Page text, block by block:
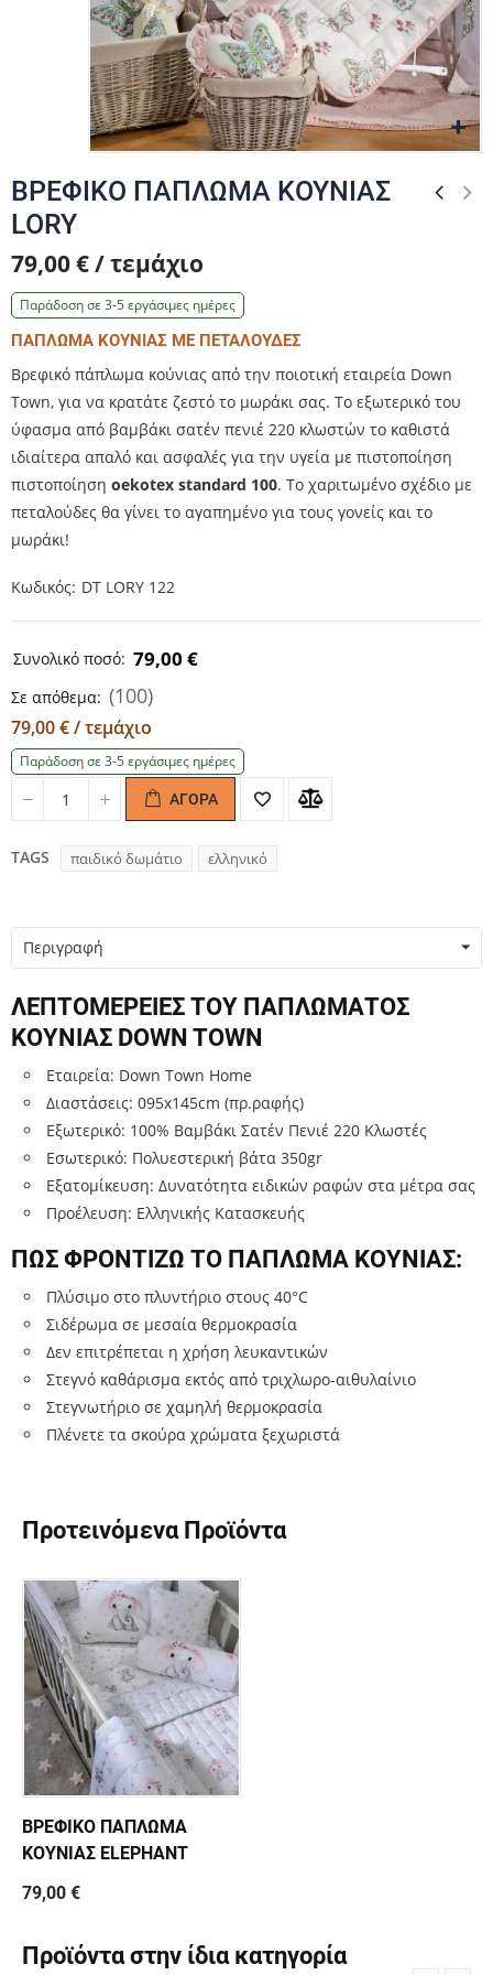
ΒΡΕΦΙΚΟ ΠΑΠΛΩΜΑ ΚΟΥΝΙΑΣ
LORY
79,00 € / τεμάχιο
Παράδοση σε 3-5 εργάσιμες ημέρες
ΠΑΠΛΩΜΑ ΚΟΥΝΙΑΣ ΜΕ ΠΕΤΑΛΟΥΔΕΣ
Βρεφικό πάπλωμα κούνιας από την ποιοτική εταιρεία Down
Town, για να κρατάτε ζεστό το μωράκι σας. Το εξωτερικό του
ύφασμα από βαμβάκι σατέν πενιέ 220 κλωστών το καθιστά
ιδιαίτερα απαλό και ασφαλές για την υγεία με πιστοποίηση
πιστοποίηση oekotex standard 100. Το χαριτωμένο σχέδιο με
πεταλούδες θα γίνει το αγαπημένο για τους γονείς και το
μωράκι!
Κωδικός DT LORY 122
Συνολικό ποσό: 79,00 €
Σε απόθεμα: (100)
79,00 € / τεμάχιο
Παράδοση σε 3-5 εργάσιμες ημέρες
Quantity
Quantity ΑΓΟΡΆ
TAGS παιδικό δωμάτιο ελληνικό
Περιγραφή
ΛΕΠΤΟΜΕΡΕΙΕΣ ΤΟΥ ΠΑΠΛΩΜΑΤΟΣ
ΚΟΥΝΙΑΣ DOWN TOWN
Εταιρεία: Down Town Home
Διαστάσεις: 095x145cm (πρ.ραφής)
Εξωτερικό: 100% Βαμβάκι Σατέν Πενιέ 220 Κλωστές
Εσωτερικό: Πολυεστερική βάτα 350gr
Εξατομίκευση: Δυνατότητα ειδικών ραφών στα μέτρα σας
Προέλευση: Ελληνικής Κατασκευής
ΠΩΣ ΦΡΟΝΤΙΖΩ ΤΟ ΠΑΠΛΩΜΑ ΚΟΥΝΙΑΣ:
Πλύσιμο στο πλυντήριο στους 40°C
Σιδέρωμα σε μεσαία θερμοκρασία
Δεν επιτρέπεται η χρήση λευκαντικών
Στεγνό καθάρισμα εκτός από τριχλωρο-αιθυλαίνιο
Στεγνωτήριο σε χαμηλή θερμοκρασία
Πλένετε τα σκούρα χρώματα ξεχωριστά
Προτεινόμενα Προϊόντα
ΒΡΕΦΙΚΟ ΠΑΠΛΩΜΑ
ΚΟΥΝΙΑΣ ELEPHANT
79,00 €
Προϊόντα στην ίδια κατηγορία